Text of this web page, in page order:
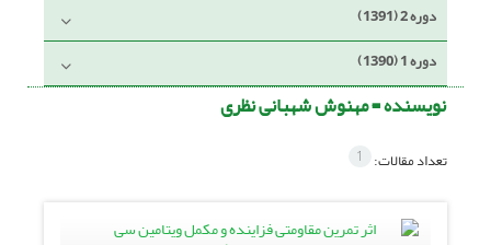
دوره 2 (1391)
دوره 1 (1390)
نویسنده =مهنوش شهبانی نظری
تعداد مقالات: 1